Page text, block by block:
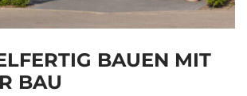
BAUEN MIT
BAU